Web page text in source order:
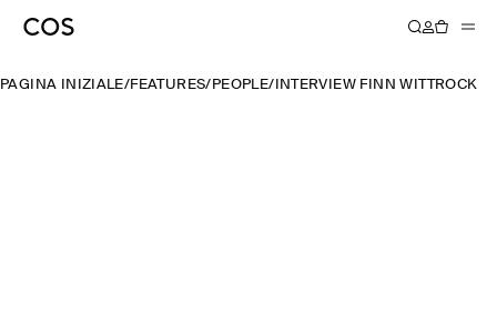
PAGINA INIZIALE/FEATURES/ PEOPLE/ INTERVIEW FINN WITTROCK